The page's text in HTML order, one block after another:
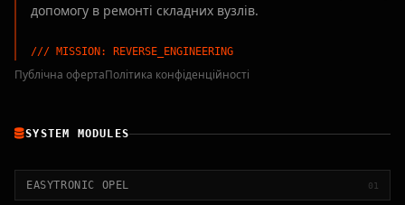
допомогу в ремонті складних вузлів.
/// MISSION: REVERSE_ENGINEERING
Публічна офертаПолітика конфіденційності
SYSTEM MODULES
EASYTRONIC OPEL 01